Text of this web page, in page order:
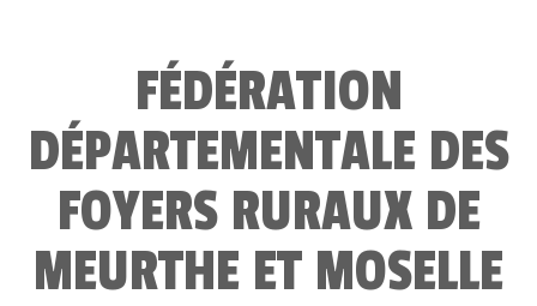
FÉDÉRATION
DÉPARTEMENTALE DES
FOYERS RURAUX DE
MEURTHE ET MOSELLE